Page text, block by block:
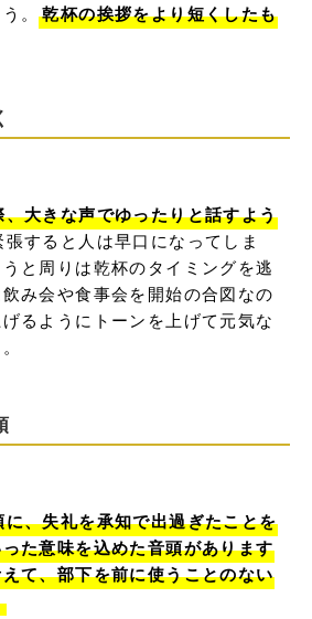
。乾杯の挨拶をより短くしたも
大きな声でゆったりと話すよう
張すると人は早口になってしま
と周りは乾杯のタイミングを逃
み会や食事会を開始の合図なの
るようにトーンを上げて元気な
、失礼を承知で出過ぎたことを
た意味を込めた音頭があります
て、部下を前に使うことのない